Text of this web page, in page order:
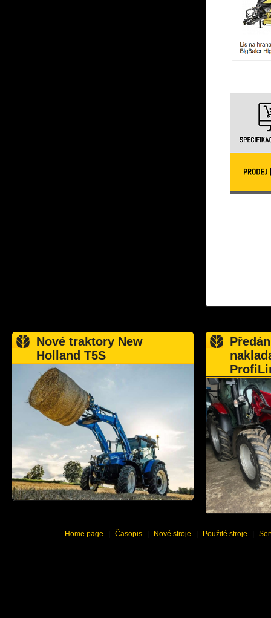
Nové traktory New
Holland T5S
Home page Časopis Nové stroje Použité stroje